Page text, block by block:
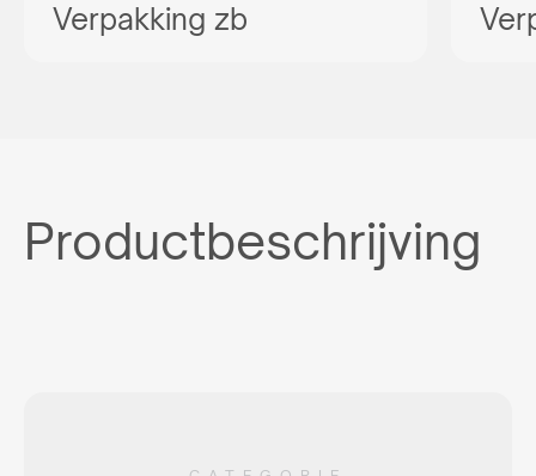
Verpakking zb
Productbeschrijving